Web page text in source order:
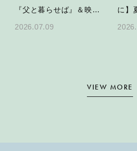
『父と暮らせば』＆映画
特別上映の開催決定
2026.07.09
に】
VIEW MORE